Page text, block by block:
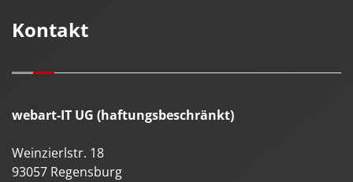
Kontakt
webart-IT UG (haftungsbeschränkt)
Weinzierlstr. 18
93057 Regensburg